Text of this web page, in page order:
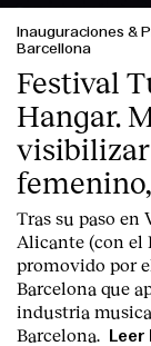
Inauguraciones &
Barcellona
Festival
Hangar.
Tras su paso en
Alicante (con el
promovido por
Barcelona que
industria
Barcelona.
Leer